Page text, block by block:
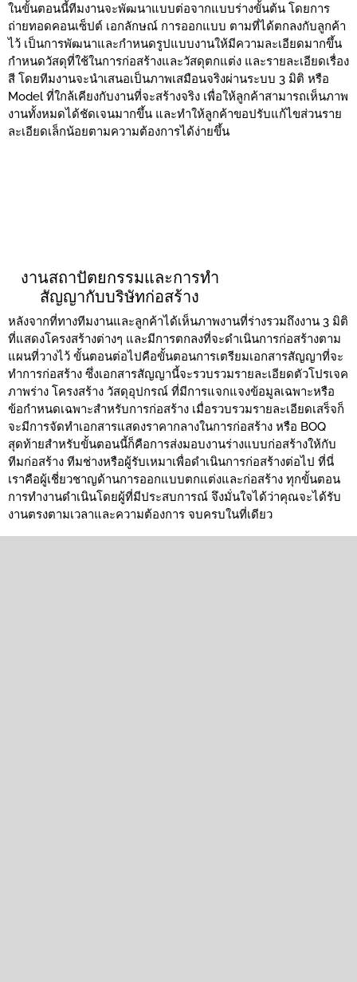
ในขั้นตอนนี้ทีมงานจะพัฒนาแบบต่อจากแบบร่างขั้นต้น โดยการ
ถ่ายทอดคอนเซ็ปต์ เอกลักษณ์ การออกแบบ ตามที่ได้ตกลงกับลูกค้า
ไว้ เป็นการพัฒนาและกำหนดรูปแบบงานให้มีความละเอียดมากขึ้น
กำหนดวัสดุที่ใช้ในการก่อสร้างและวัสดุตกแต่ง และรายละเอียดเรื่อง
สี โดยทีมงานจะนำเสนอเป็นภาพเสมือนจริงผ่านระบบ 3 มิติ หรือ
Model ที่ใกล้เคียงกับงานที่จะสร้างจริง เพื่อให้ลูกค้าสามารถเห็นภาพ
งานทั้งหมดได้ชัดเจนมากขึ้น และทำให้ลูกค้าขอปรับแก้ไขส่วนราย
ละเอียดเล็กน้อยตามความต้องการได้ง่ายขึ้น
งานสถาปัตยกรรมและการทำ
สัญญากับบริษัทก่อสร้าง
หลังจากที่ทางทีมงานและลูกค้าได้เห็นภาพงานที่ร่างรวมถึงงาน 3 มิติ
ที่แสดงโครงสร้างต่างๆ และมีการตกลงที่จะดำเนินการก่อสร้างตาม
แผนที่วางไว้ ขั้นตอนต่อไปคือขั้นตอนการเตรียมเอกสารสัญญาที่จะ
ทำการก่อสร้าง ซึ่งเอกสารสัญญานี้จะรวบรวมรายละเอียดตัวโปรเจค
ภาพร่าง โครงสร้าง วัสดุอุปกรณ์ ที่มีการแจกแจงข้อมูลเฉพาะหรือ
ข้อกำหนดเฉพาะสำหรับการก่อสร้าง เมื่อรวบรวมรายละเอียดเสร็จก็
จะมีการจัดทำเอกสารแสดงราคากลางในการก่อสร้าง หรือ BOQ
สุดท้ายสำหรับขั้นตอนนี้ก็คือการส่งมอบงานร่างแบบก่อสร้างให้กับ
ทีมก่อสร้าง ทีมช่างหรือผู้รับเหมาเพื่อดำเนินการก่อสร้างต่อไป ที่นี่
เราคือผู้เชี่ยวชาญด้านการออกแบบตกแต่งและก่อสร้าง ทุกขั้นตอน
การทำงานดำเนินโดยผู้ที่มีประสบการณ์ จึงมั่นใจได้ว่าคุณจะได้รับ
งานตรงตามเวลาและความต้องการ จบครบในที่เดียว